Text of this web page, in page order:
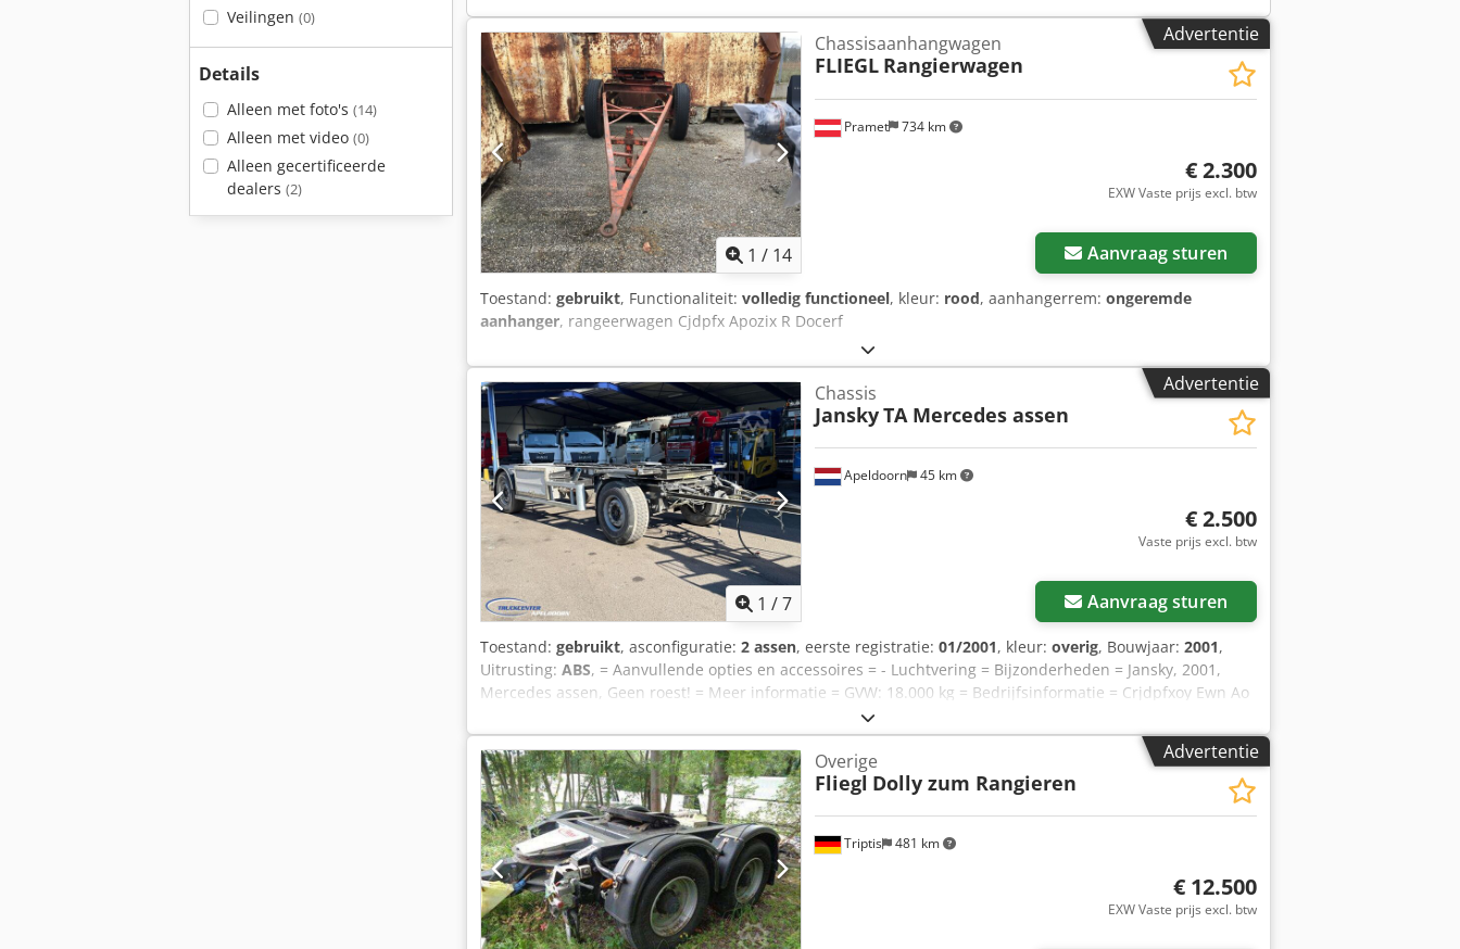
Veilingen (0)
Details
Alleen met foto's (14)
Alleen met video (0)
Alleen gecertificeerde
dealers (2)
Advertentie
1 / 14
Pramet 734 km
Chassisaanhangwagen
FLIEGL Rangierwagen
€ 2.300
EXW Vaste prijs excl. btw
Aanvraag sturen
Toestand: gebruikt, Functionaliteit: volledig functioneel, kleur: rood, aanhangerrem: ongeremde
aanhanger, rangeerwagen Cjdpfx Apozix R Docerf
Advertentie
1 /7
Apeldoorn 45 km
Chassis
JanskyTA Mercedes assen
€ 2.500
Vaste prijs excl. btw
Aanvraag sturen
Toestand: gebruikt, asconfiguratie: 2 assen, eerste registratie: 01/2001, kleur: overig, Bouwjaar: 2001,
Uitrusting: ABS, = Aanvullende opties en accessoires = - Luchtvering = Bijzonderheden = Jansky, 2001,
Mercedes assen, Geen roest! = Meer informatie = GVW: 18.000 kg = Bedrijfsinformatie = Crjdpfxoy Ewn Ao
Apcef Bank data: Rabobank Account: 39.33.10.655 IBAN: NL73RABO0393310655 Swift code: RABONL2U -
Controleer altijd onze bankgegevens voor transactie! - Reserveren van voertuigen is zonder aanbetaling
niet mogelijk. - Bij alle aangeboden voertuigen zijn schrijf- en tekstfouten voorbehouden.
Advertentie
Triptis 481 km
Overige
Fliegl Dolly zum Rangieren
€ 12.500
EXW Vaste prijs excl. btw